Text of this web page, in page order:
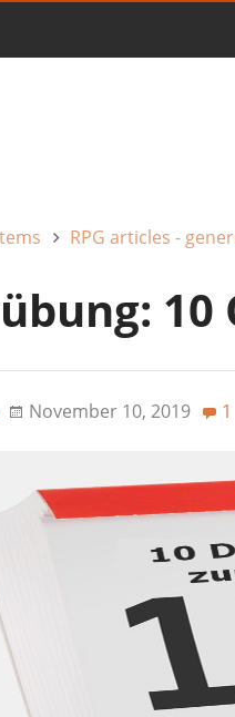
RPG articles -
November 10, 2019 1